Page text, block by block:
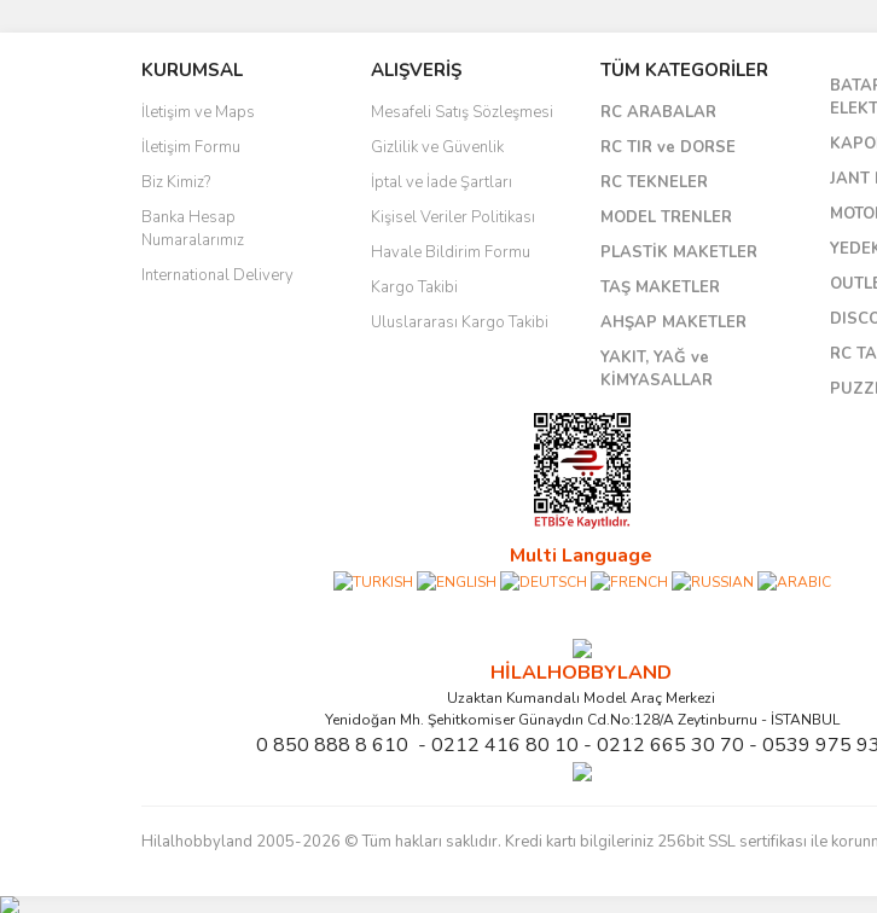
Yorum Yaz
KURUMSAL
İletişim ve Maps
İletişim Formu
Biz Kimiz?
Banka Hesap
Numaralarımız
International Delivery
ALIŞVERİŞ
Mesafeli Satış Sözleşmesi
Gizlilik ve Güvenlik
İptal ve İade Şartları
Kişisel Veriler Politikası
Havale Bildirim Formu
Kargo Takibi
Uluslararası Kargo Takibi
TÜM KATEGORİLER
RC ARABALAR
RC TIR ve DORSE
RC TEKNELER
MODEL TRENLER
PLASTİK MAKETLER
TAŞ MAKETLER
AHŞAP MAKETLER
YAKIT, YAĞ ve
KİMYASALLAR
JANT
RC
Multi Language
HİLALHOBBYLAND
Uzaktan Kumandalı Model Araç Merkezi
Yenidoğan Mh. Şehitkomiser Günaydın Cd.No:128/A Zeytinburnu - İSTANBUL
0 850 888 8 610 - 0212 416 80 10 - 0212 665 30 70 - 0539 975
Hilalhobbyland 2005-2026 © Tüm hakları saklıdır. Kredi kartı bilgileriniz 256bit SSL sertifikası ile